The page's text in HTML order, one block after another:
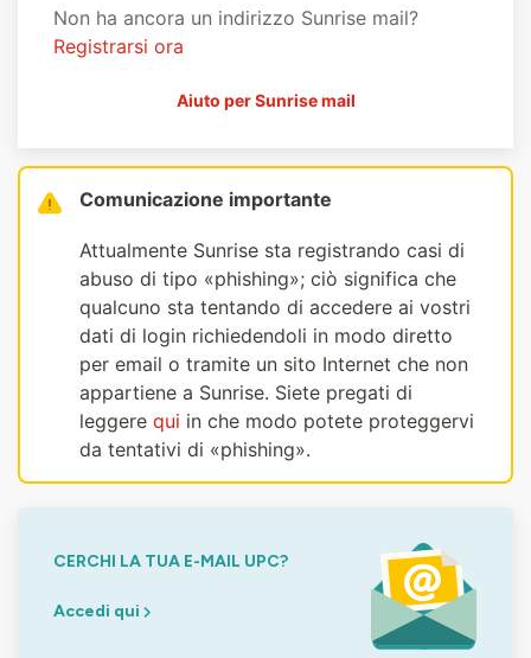
Non ha ancora un indirizzo Sunrise mail?
Registrarsi ora
Aiuto per Sunrise mail
Comunicazione importante
Attualmente Sunrise sta registrando casi di
abuso di tipo «phishing»; ciò significa che
qualcuno sta tentando di accedere ai vostri
dati di login richiedendoli in modo diretto
per email o tramite un sito Internet che non
appartiene a Sunrise. Siete pregati di
leggere qui in che modo potete proteggervi
da tentativi di «phishing».
CERCHI LA TUA E-MAIL UPC?
Accedi qui